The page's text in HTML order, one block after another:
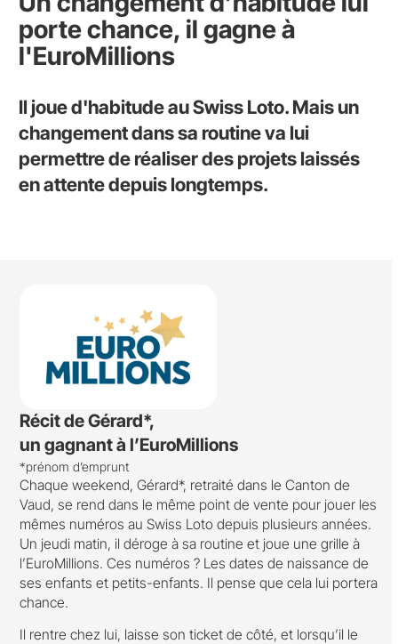
porte chance, il gagne à
l'EuroMillions
Il joue d'habitude au Swiss Loto. Mais un
changement dans sa routine va lui
permettre de réaliser des projets laissés
en attente depuis longtemps.
Récit de Gérard*,
un gagnant à l’EuroMillions
*prénom d’emprunt
Chaque weekend, Gérard*, retraité dans le Canton de
Vaud, se rend dans le même point de vente pour jouer les
mêmes numéros au Swiss Loto depuis plusieurs années.
Un jeudi matin, il déroge à sa routine et joue une grille à
l’EuroMillions. Ces numéros ? Les dates de naissance de
ses enfants et petits-enfants. Il pense que cela lui portera
chance.
Il rentre chez lui, laisse son ticket de côté, et lorsqu’il le